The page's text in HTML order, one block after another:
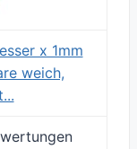
x 1mm
weich,